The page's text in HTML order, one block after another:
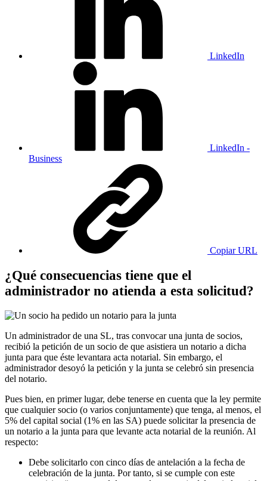
LinkedIn
LinkedIn -
Business
Copiar URL
​​​​​​​¿Qué consecuencias tiene que el
administrador no atienda a esta solicitud?
Un administrador de una SL, tras convocar una junta de socios,
recibió la petición de un socio de que asistiera un notario a dicha
junta para que éste levantara acta notarial. Sin embargo, el
administrador desoyó la petición y la junta se celebró sin presencia
del notario.
Pues bien, en primer lugar, debe tenerse en cuenta que la ley permite
que cualquier socio (o varios conjuntamente) que tenga, al menos, el
5% del capital social (1% en las SA) puede solicitar la presencia de
un notario a la junta para que levante acta notarial de la reunión. Al
respecto:
Debe solicitarlo con cinco días de antelación a la fecha de
celebración de la junta. Por tanto, si se cumple con este